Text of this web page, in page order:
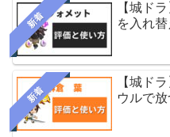
新着
【城ド
を入れ
新着
【城ド
ウルで放